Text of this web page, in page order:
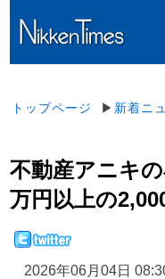
トップページ ▶ 新着ニ
不動産アニキ
万円以上の
2026年06月04日